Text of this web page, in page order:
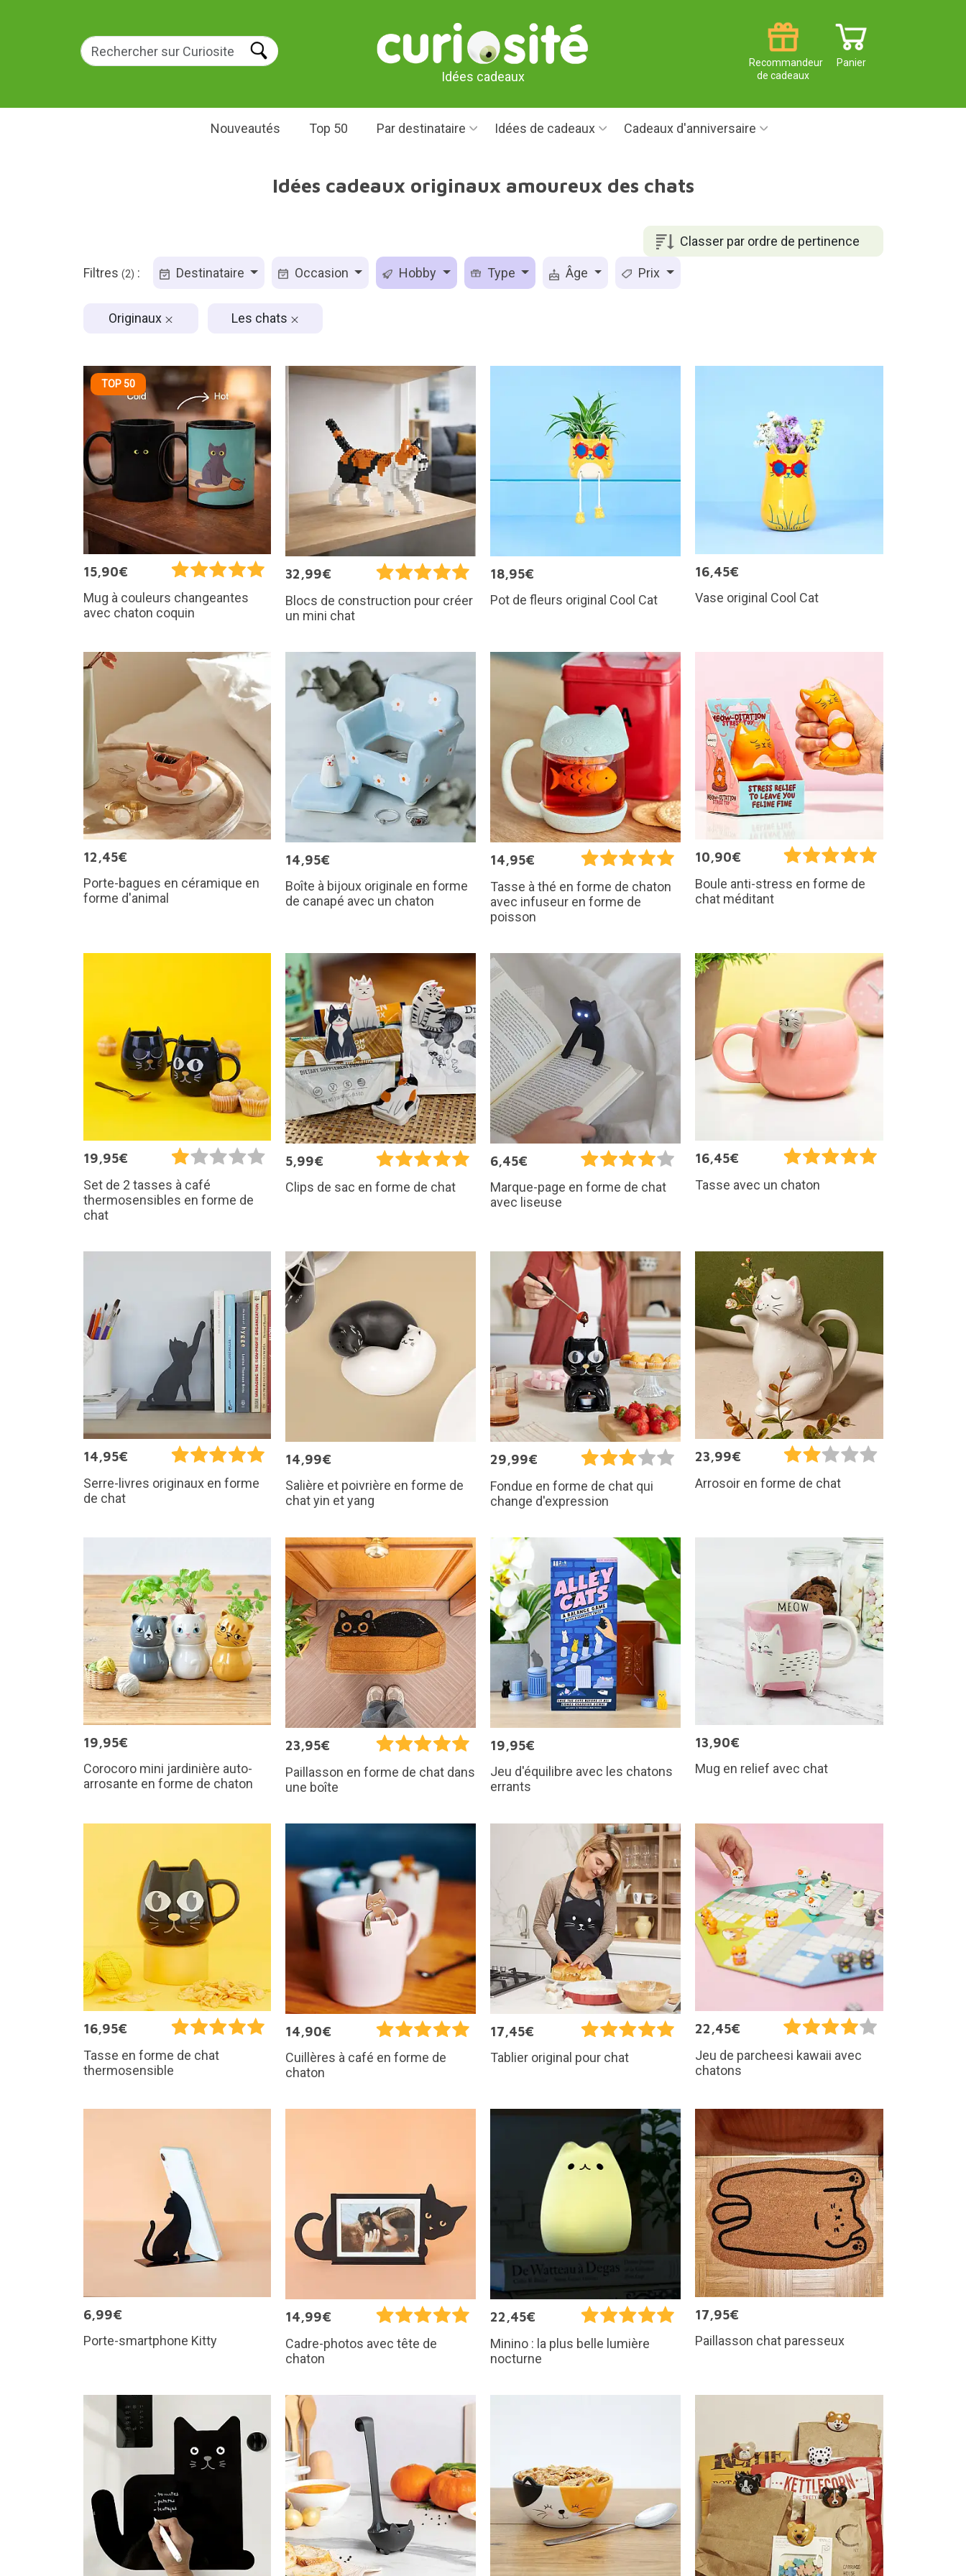
Idées cadeaux
Panier
Recommandeur
de cadeaux
Nouveautés Top 50 Par destinataire Idées de cadeaux Cadeaux d'anniversaire
Idées cadeaux originaux amoureux des chats
Classer par ordre de pertinence
Filtres (2) : Destinataire Occasion Hobby Type Âge Prix
Originaux Les chats
TOP 50
15,90€
Mug à couleurs changeantes
avec chaton coquin
32,99€
Blocs de construction pour créer
un mini chat
18,95€
Pot de fleurs original Cool Cat
16,45€
Vase original Cool Cat
12,45€
Porte-bagues en céramique en
forme d'animal
14,95€
Boîte à bijoux originale en forme
de canapé avec un chaton
14,95€
Tasse à thé en forme de chaton
avec infuseur en forme de
poisson
10,90€
Boule anti-stress en forme de
chat méditant
19,95€
Set de 2 tasses à café
thermosensibles en forme de
chat
5,99€
Clips de sac en forme de chat
6,45€
Marque-page en forme de chat
avec liseuse
16,45€
Tasse avec un chaton
14,95€
Serre-livres originaux en forme
de chat
14,99€
Salière et poivrière en forme de
chat yin et yang
29,99€
Fondue en forme de chat qui
change d'expression
23,99€
Arrosoir en forme de chat
19,95€
Corocoro mini jardinière auto-
arrosante en forme de chaton
23,95€
Paillasson en forme de chat dans
une boîte
19,95€
Jeu d'équilibre avec les chatons
errants
13,90€
Mug en relief avec chat
16,95€
Tasse en forme de chat
thermosensible
14,90€
Cuillères à café en forme de
chaton
17,45€
Tablier original pour chat
22,45€
Jeu de parcheesi kawaii avec
chatons
6,99€
Porte-smartphone Kitty
14,99€
Cadre-photos avec tête de
chaton
22,45€
Minino : la plus belle lumière
nocturne
17,95€
Paillasson chat paresseux